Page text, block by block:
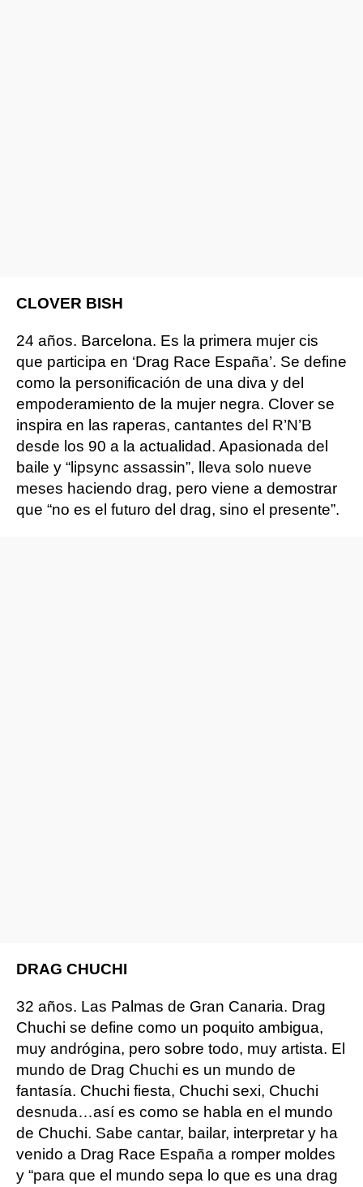
CLOVER BISH
24 años. Barcelona. Es la primera mujer cis
que participa en ‘Drag Race España’. Se define
como la personificación de una diva y del
empoderamiento de la mujer negra. Clover se
inspira en las raperas, cantantes del R’N’B
desde los 90 a la actualidad. Apasionada del
baile y “lipsync assassin”, lleva solo nueve
meses haciendo drag, pero viene a demostrar
que “no es el futuro del drag, sino el presente”.
DRAG CHUCHI
32 años. Las Palmas de Gran Canaria. Drag
Chuchi se define como un poquito ambigua,
muy andrógina, pero sobre todo, muy artista. El
mundo de Drag Chuchi es un mundo de
fantasía. Chuchi fiesta, Chuchi sexi, Chuchi
desnuda…así es como se habla en el mundo
de Chuchi. Sabe cantar, bailar, interpretar y ha
venido a Drag Race España a romper moldes
y “para que el mundo sepa lo que es una drag